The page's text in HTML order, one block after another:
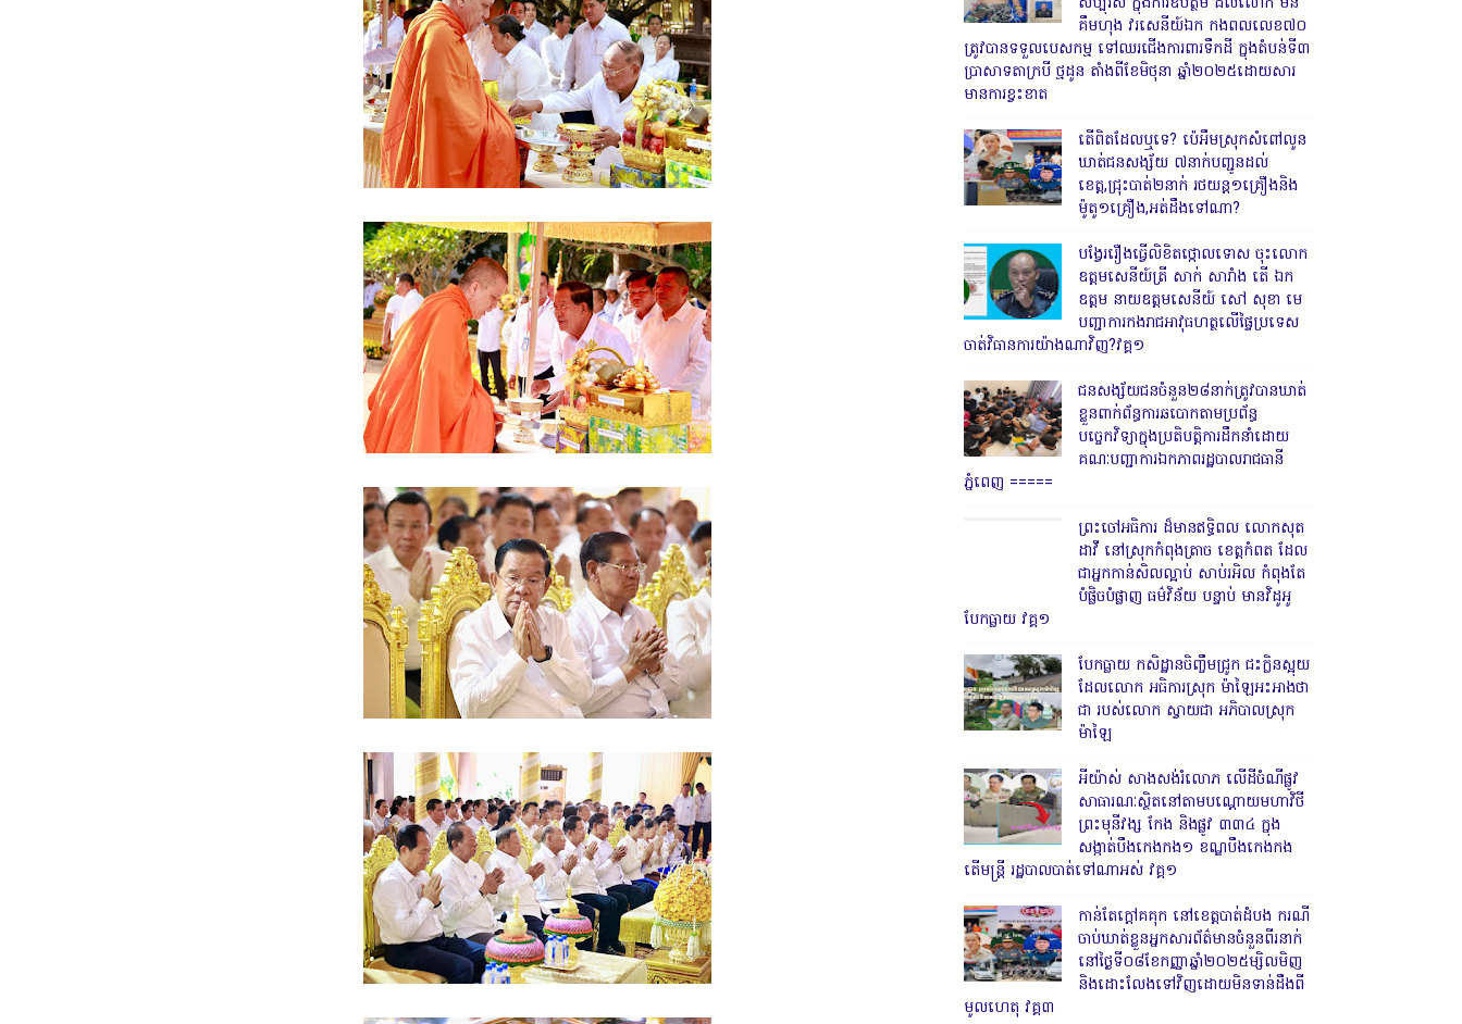
គឹមហុង វរសេនីយ៍ឯក កងពលលេខ៧០
ត្រូវបានទទួលបេសកម្ម ទៅឈរជើងការពារទឹកដី ក្នុងតំបន់ទី៣
ប្រាសាទតាក្របី ថ្មដូន តាំងពីខែមិថុនា ឆ្នាំ២០២៥ដោយសារ
មានការខ្វះខាត
តើពិតដែលឬទេ? ប៉េអឹមស្រុកសំពៅលូន
ឃាត់ជនសង្ស័យ ៧នាក់បញ្ជូនដល់
ខេត្ត,ជ្រុះបាត់២នាក់ រថយន្ត១គ្រឿងនិង
ម៉ូតូ១គ្រឿង,អត់ដឹងទៅណា?
បង្វែររឿងធ្វើលិខិតថ្កោលទោស ចុះលោក
ឧត្តមសេនីយ៍ត្រី សាក់ សារាំង តើ ឯក
ឧត្តម នាយឧត្តមសេនីយ៍ សៅ សុខា មេ
បញ្ជាការកងរាជអាវុធហត្ថលើផ្ទៃប្រទេស
ចាត់វិធានការយ៉ាងណាវិញ?វគ្គ១
ជនសង្ស័យជនចំនួន២៨នាក់ត្រូវបានឃាត់
ខ្លួនពាក់ព័ន្ធការឆបោកតាមប្រព័ន្ធ
បច្ចេកវិទ្យាក្នុងប្រតិបត្តិការដឹកនាំដោយ
គណៈបញ្ជាការឯកភាពរដ្ឋបាលរាជធានី
ភ្នំពេញ ‎=====
ព្រះចៅអធិការ ដ៏មានឥទ្ធិពល លោកសុត
ដាវី នៅស្រុកកំពុងត្រាច ខេត្តកំពត ដែល
ជាអ្នកកាន់សិលល្អាប់ សាប់រអិល កំពុងតែ
បំផ្លិចបំផ្លាញ ធម៌វិន័យ បន្ទាប់ មានវិដូអូ
បែកធ្លាយ វគ្គ១
បែកធ្លាយ កសិដ្ឋានចិញ្ចឹមជ្រូក ជះក្លិនស្អុយ
ដែលលោក អធិការស្រុក ម៉ាឡៃអះអាងថា
ជា របស់លោក ស្វាយជា អភិបាលស្រុក
ម៉ាឡៃ
អីយ៉ាស់ សាងសង់រំលោភ លើដីចំណីផ្លូវ
សាធារណៈស្ថិតនៅតាមបណ្ដោយមហាវិថី
ព្រះមុនីវង្ស កែង និងផ្លូវ ៣៣៤ ក្នុង
សង្កាត់បឹងកេងកង១ ខណ្ឌបឹងកេងកង
តើមន្ត្រី រដ្ឋបាលបាត់ទៅណាអស់ វគ្គ១
កាន់តែក្តៅគគុក នៅខេត្តបាត់ដំបង ករណី
ចាប់ឃាត់ខ្លួនអ្នកសារព័ត៌មានចំនួនពីរនាក់
នៅថ្ងៃទី០៨ខែកញ្ញាឆ្នាំ២០២៥ម្សិលមិញ
និងដោះលែងទៅវិញដោយមិនទាន់ដឹងពី
មូលហេតុ វគ្គ៣